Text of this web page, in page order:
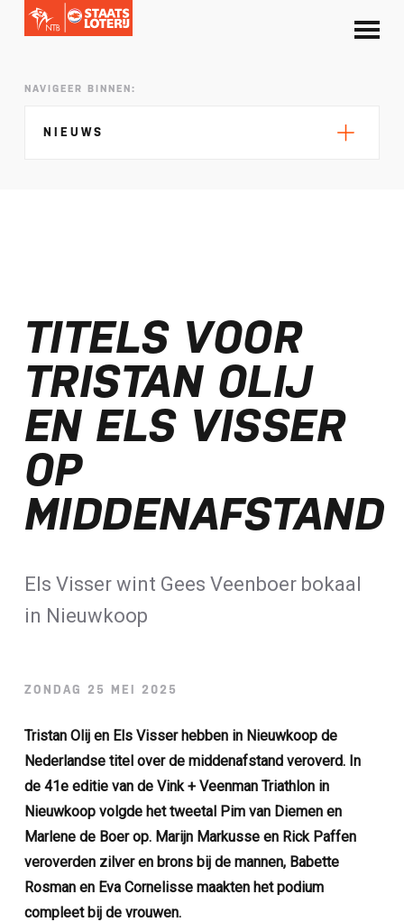
NAVIGEER BINNEN:
NIEUWS
Selectie EK lange afstand Almere bekend
Kalenders T50 en T100 World Championship
Tour 2027 bekend
NTB ontvangt bijdrage van Nederlandse
Loterij​
ALLE NIEUWSBERICHTEN
TITELS VOOR
TRISTAN OLIJ
EN ELS VISSER
OP
MIDDENAFSTAND
Els Visser wint Gees Veenboer bokaal
in Nieuwkoop
ZONDAG 25 MEI 2025
Tristan Olij en Els Visser hebben in Nieuwkoop de
Nederlandse titel over de middenafstand veroverd. In
de 41e editie van de Vink + Veenman Triathlon in
Nieuwkoop volgde het tweetal Pim van Diemen en
Marlene de Boer op. Marijn Markusse en Rick Paffen
veroverden zilver en brons bij de mannen, Babette
Rosman en Eva Cornelisse maakten het podium
compleet bij de vrouwen.